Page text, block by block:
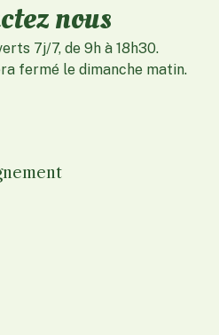
nous
7j/7, de 9h à 18h30.
fermé le dimanche matin.